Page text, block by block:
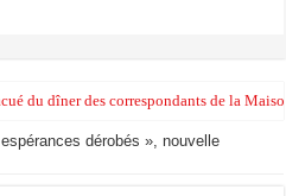
du dîner des correspondants de la
dérobés », nouvelle